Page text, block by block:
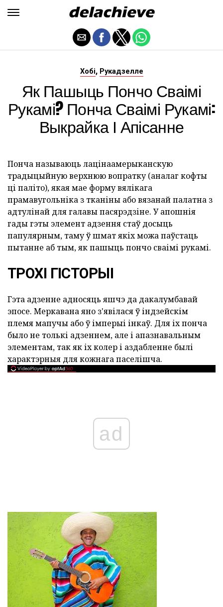
Хобі, Рукадзелле
Як Пашыць Пончо Сваімі
Рукамі? Понча Сваімі Рукамі:
Выкрайка І Апісанне
Понча называюць лацінаамерыканскую
традыцыйную верхнюю вопратку (аналаг кофты
ці паліто), якая мае форму вялікага
прамавугольніка з тканіны або вязанай палатна з
адтулінай для галавы пасярэдзіне. У апошнія
гады гэты элемент адзення стаў досыць
папулярным, таму ў шмат якіх можа паўстаць
пытанне аб тым, як пашыць пончо сваімі рукамі.
ТРОХІ ГІСТОРЫІ
Гэта адзенне адносяць яшчэ да дакалумбавай
эпосе. Меркавана яно з'явілася ў індзейскім
племя мапучы або ў імперыі інкаў. Для іх понча
было не толькі адзеннем, але і апазнавальным
элементам, так як іх колер і аздабленне былі
характэрныя для кожнага паселішча.
ad